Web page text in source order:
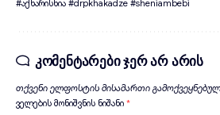
#აქხარისხია #drpkhakadze #sheniambebi
კომენტარები ჯერ არ არის
თქვენი ელფოსტის მისამართი
ველების მონიშვნის ნიშანი *